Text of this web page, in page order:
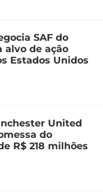
SAF do
alvo de ação
Estados Unidos
United
do
R$ 218 milhões